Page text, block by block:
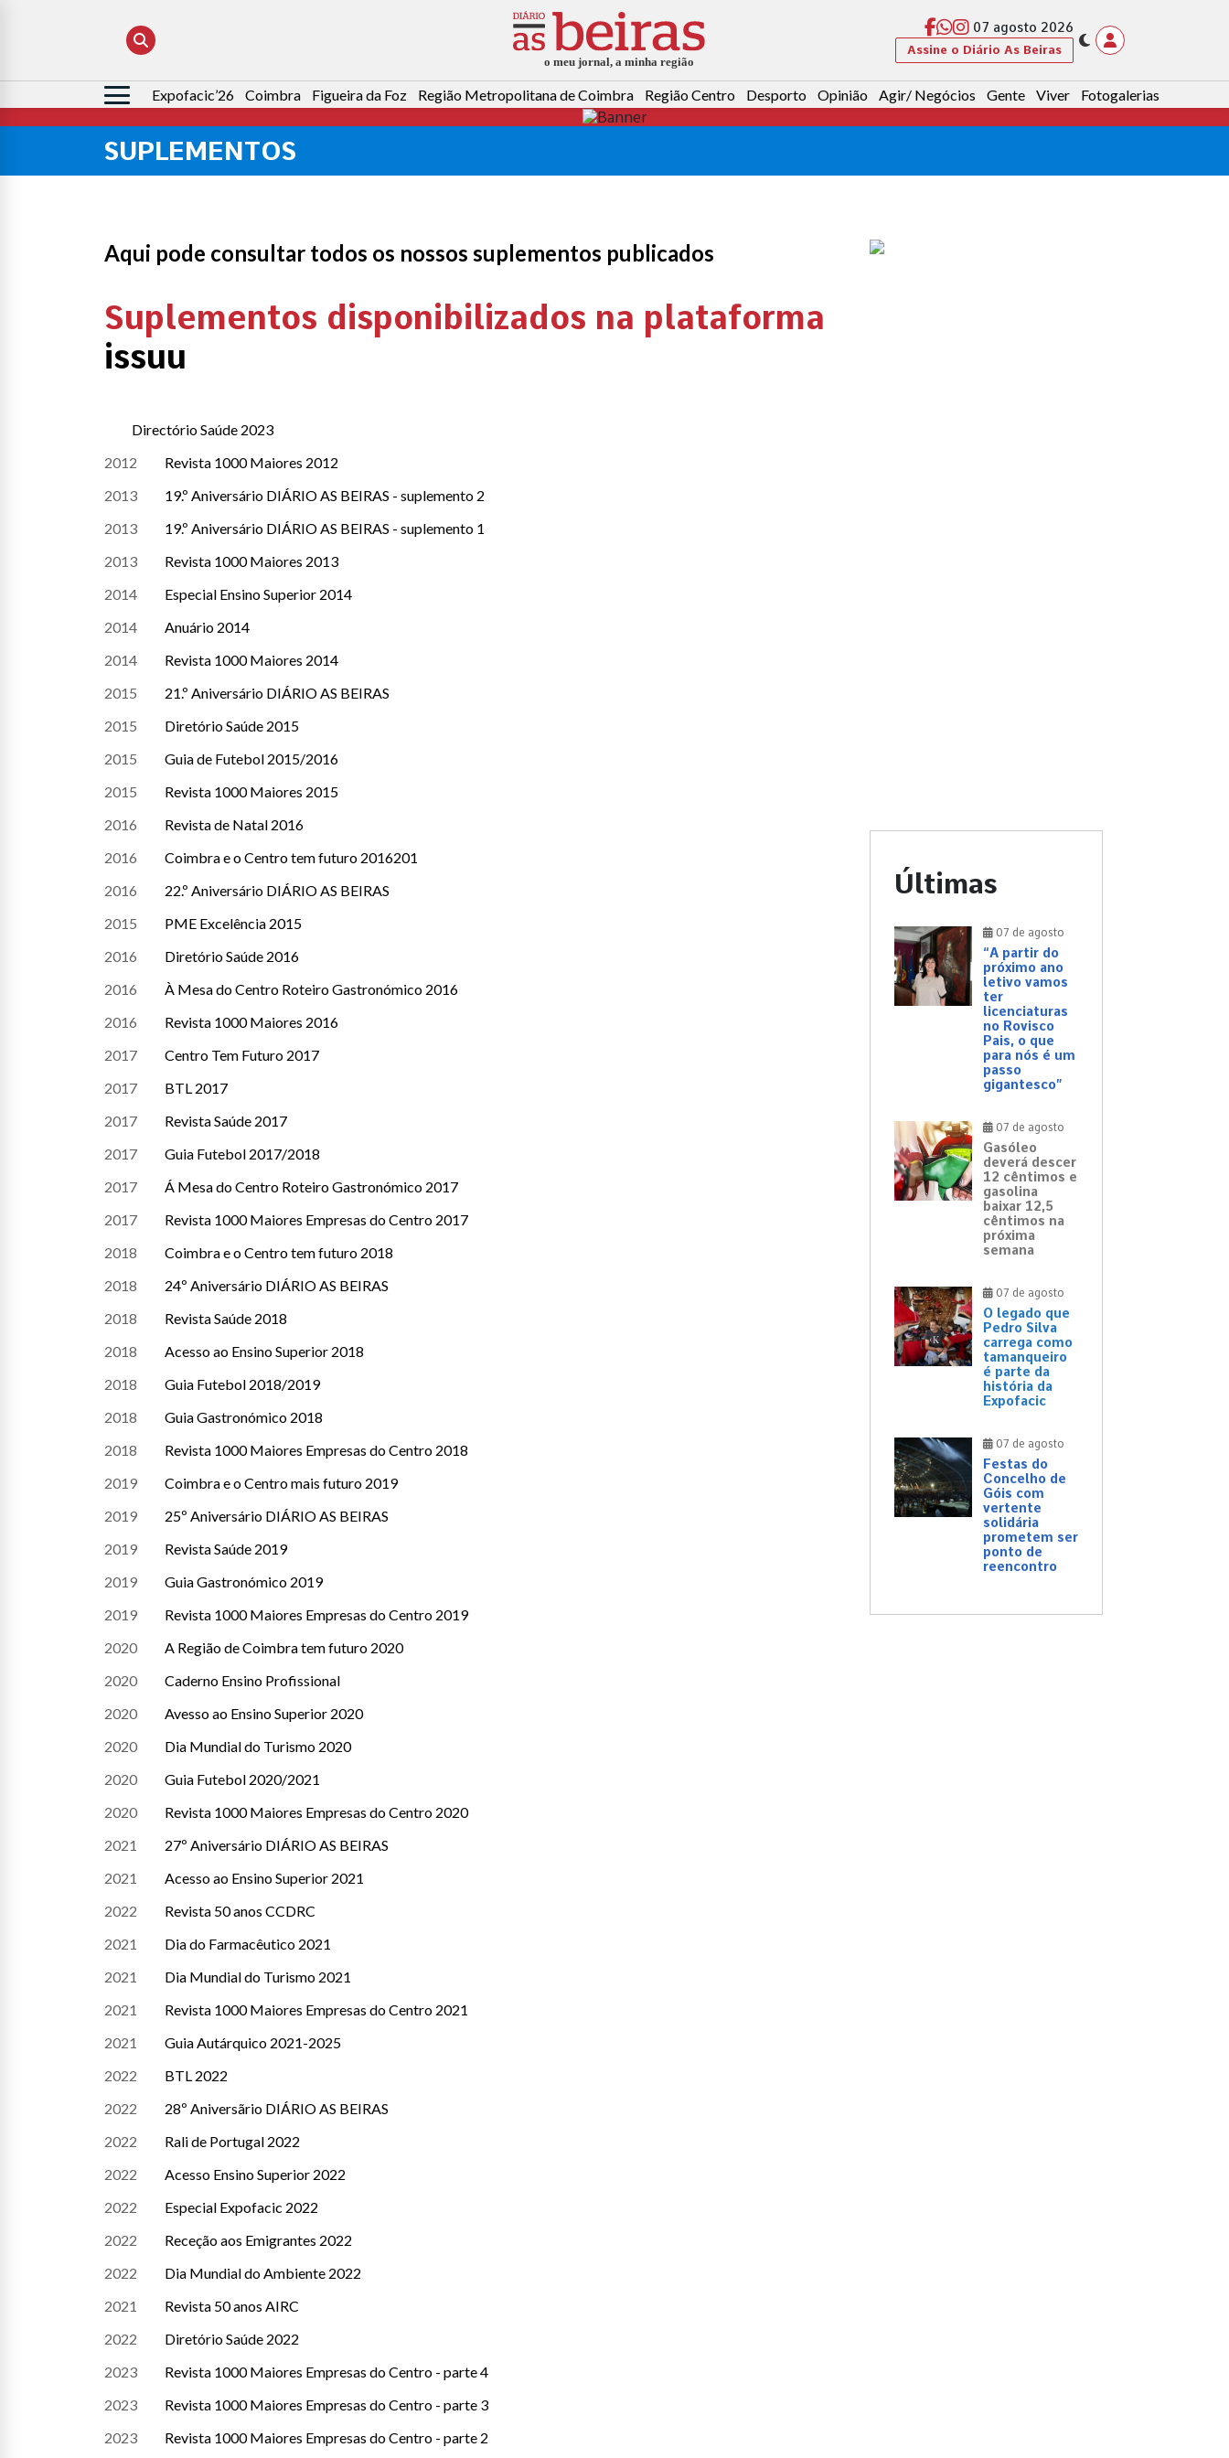
07 agosto 2026
Assine o Diário As Beiras
Pesquisar
por:
Expofacic’26 Coimbra Figueira da Foz Região Metropolitana de Coimbra Região Centro Desporto Opinião Agir/ Negócios Gente Viver Fotogalerias
SUPLEMENTOS
Aqui pode consultar todos os nossos suplementos publicados
Suplementos disponibilizados na plataforma
issuu
Directório Saúde 2023
2012
Revista 1000 Maiores 2012
2013
19.º Aniversário DIÁRIO AS BEIRAS - suplemento 2
2013
19.º Aniversário DIÁRIO AS BEIRAS - suplemento 1
2013
Revista 1000 Maiores 2013
2014
Especial Ensino Superior 2014
2014
Anuário 2014
2014
Revista 1000 Maiores 2014
2015
21.º Aniversário DIÁRIO AS BEIRAS
2015
Diretório Saúde 2015
2015
Guia de Futebol 2015/2016
2015
Revista 1000 Maiores 2015
2016
Revista de Natal 2016
2016
Coimbra e o Centro tem futuro 2016201
2016
22.º Aniversário DIÁRIO AS BEIRAS
2015
PME Excelência 2015
2016
Diretório Saúde 2016
2016
À Mesa do Centro Roteiro Gastronómico 2016
2016
Revista 1000 Maiores 2016
2017
Centro Tem Futuro 2017
2017
BTL 2017
2017
Revista Saúde 2017
2017
Guia Futebol 2017/2018
2017
Á Mesa do Centro Roteiro Gastronómico 2017
2017
Revista 1000 Maiores Empresas do Centro 2017
2018
Coimbra e o Centro tem futuro 2018
2018
24º Aniversário DIÁRIO AS BEIRAS
2018
Revista Saúde 2018
2018
Acesso ao Ensino Superior 2018
2018
Guia Futebol 2018/2019
2018
Guia Gastronómico 2018
2018
Revista 1000 Maiores Empresas do Centro 2018
2019
Coimbra e o Centro mais futuro 2019
2019
25º Aniversário DIÁRIO AS BEIRAS
2019
Revista Saúde 2019
2019
Guia Gastronómico 2019
2019
Revista 1000 Maiores Empresas do Centro 2019
2020
A Região de Coimbra tem futuro 2020
2020
Caderno Ensino Profissional
2020
Avesso ao Ensino Superior 2020
2020
Dia Mundial do Turismo 2020
2020
Guia Futebol 2020/2021
2020
Revista 1000 Maiores Empresas do Centro 2020
2021
27º Aniversário DIÁRIO AS BEIRAS
2021
Acesso ao Ensino Superior 2021
2022
Revista 50 anos CCDRC
2021
Dia do Farmacêutico 2021
2021
Dia Mundial do Turismo 2021
2021
Revista 1000 Maiores Empresas do Centro 2021
2021
Guia Autárquico 2021-2025
2022
BTL 2022
2022
28º Aniversãrio DIÁRIO AS BEIRAS
2022
Rali de Portugal 2022
2022
Acesso Ensino Superior 2022
2022
Especial Expofacic 2022
2022
Receção aos Emigrantes 2022
2022
Dia Mundial do Ambiente 2022
2021
Revista 50 anos AIRC
2022
Diretório Saúde 2022
2023
Revista 1000 Maiores Empresas do Centro - parte 4
2023
Revista 1000 Maiores Empresas do Centro - parte 3
2023
Revista 1000 Maiores Empresas do Centro - parte 2
Últimas
07 de agosto
“A partir do
próximo ano
letivo vamos
ter
licenciaturas
no Rovisco
Pais, o que
para nós é um
passo
gigantesco”
07 de agosto
Gasóleo
deverá descer
12 cêntimos e
gasolina
baixar 12,5
cêntimos na
próxima
semana
07 de agosto
O legado que
Pedro Silva
carrega como
tamanqueiro
é parte da
história da
Expofacic
07 de agosto
Festas do
Concelho de
Góis com
vertente
solidária
prometem ser
ponto de
reencontro